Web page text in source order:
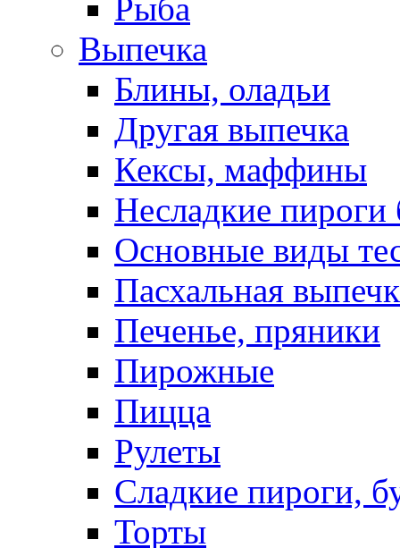
Рыба
Выпечка
Блины, оладьи
Другая выпечка
Кексы, маффины
Несладкие пироги
Основные виды
Пасхальная
Печенье, пряники
Пирожные
Пицца
Рулеты
Сладкие пироги,
Торты